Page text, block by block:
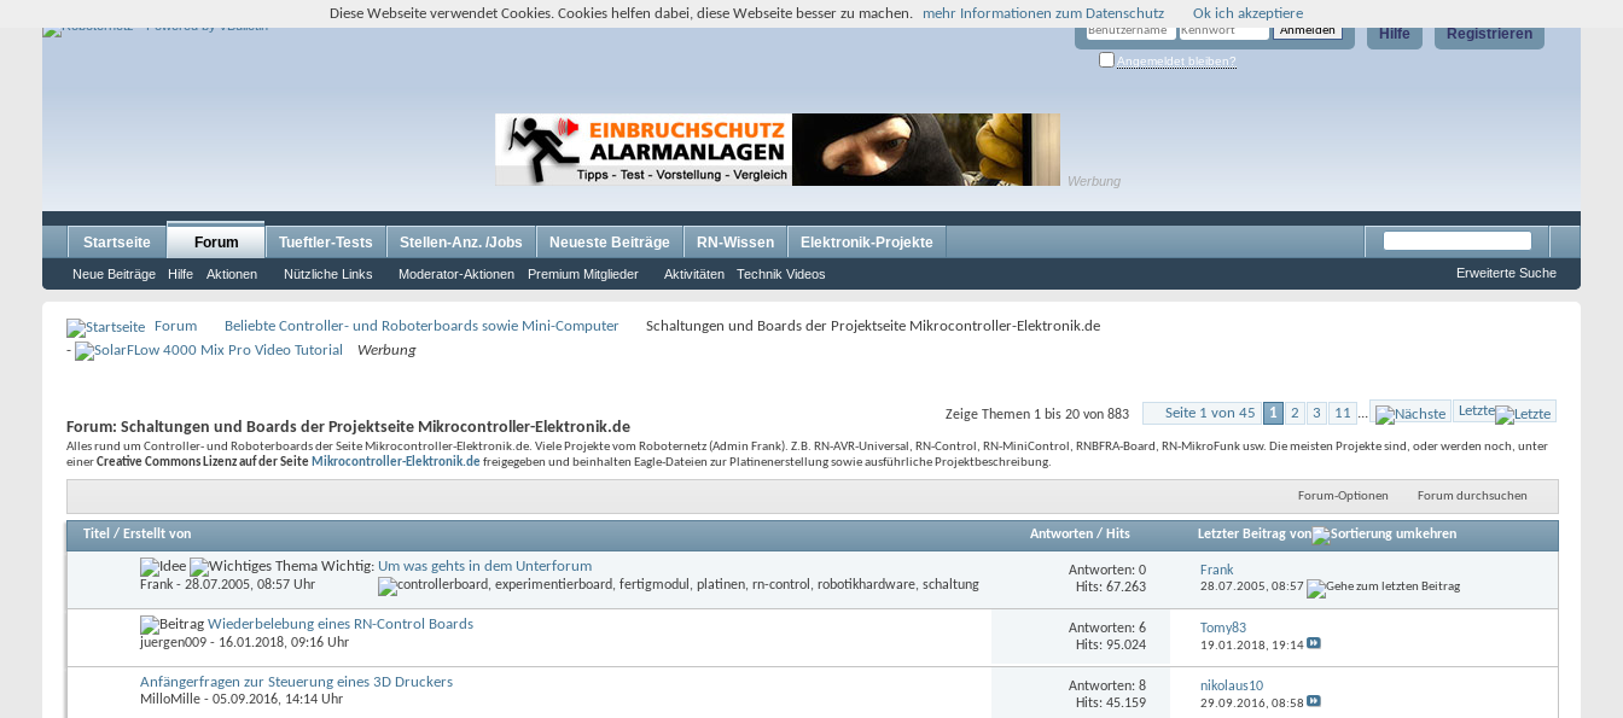
Registrieren
Hilfe
Angemeldet bleiben?
Werbung
Startseite Forum
Neue Beiträge Hilfe Aktionen Nützliche Links Moderator-Aktionen Premium Mitglieder Aktivitäten Technik Videos
Tueftler-Tests Stellen-Anz. /Jobs Neueste Beiträge RN-Wissen Elektronik-Projekte
Erweiterte Suche
Forum Beliebte Controller- und Roboterboards sowie Mini-Computer
Schaltungen und Boards der Projektseite Mikrocontroller-Elektronik.de
-
Werbung
Seite 1 von 45 1 2 3 11 ... Letzte
Zeige Themen 1 bis 20 von 883
Forum: Schaltungen und Boards der Projektseite Mikrocontroller-Elektronik.de
Alles rund um Controller- und Roboterboards der Seite Mikrocontroller-Elektronik.de. Viele Projekte vom Roboternetz (Admin Frank). Z.B. RN-AVR-Universal, RN-Control, RN-MiniControl, RNBFRA-Board, RN-MikroFunk usw. Die meisten Projekte sind, oder werden noch, unter
einerCreative Commons Lizenz auf der Seite Mikrocontroller-Elektronik.defreigegeben und beinhalten Eagle-Dateien zur Platinenerstellung sowie ausführliche Projektbeschreibung.
Forum-Optionen Forum durchsuchen
Titel / Erstellt von Antworten/ Hits Letzter Beitrag von
Wichtig: Um was gehts in dem Unterforum
Frank - 28.07.2005, 08:57 Uhr
Antworten: 0
Hits: 67.263
Frank
28.07.2005, 08:57
Wiederbelebung eines RN-Control Boards
juergen009 - 16.01.2018, 09:16 Uhr
Antworten: 6
Hits: 95.024
Tomy83
19.01.2018, 19:14
Anfängerfragen zur Steuerung eines 3D Druckers
MilloMille - 05.09.2016, 14:14 Uhr
Antworten: 8
Hits: 45.159
nikolaus10
29.09.2016, 08:58
Diese Webseite verwendet Cookies. Cookies helfen dabei, diese Webseite besser zu machen. mehr Informationen zum Datenschutz Ok ich akzeptiere